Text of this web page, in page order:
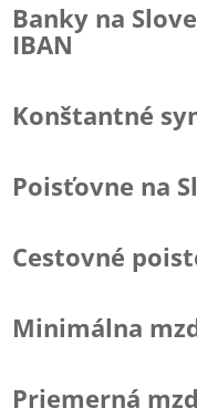
Banky na
IBAN
Konštantné
Poisťovne na
Cestovné
Minimálna
Priemerná